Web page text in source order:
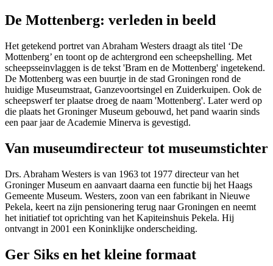
De Mottenberg: verleden in beeld
Het getekend portret van Abraham Westers draagt als titel ‘De
Mottenberg’ en toont op de achtergrond een scheepshelling. Met
scheepsseinvlaggen is de tekst 'Bram en de Mottenberg' ingetekend.
De Mottenberg was een buurtje in de stad Groningen rond de
huidige Museumstraat, Ganzevoortsingel en Zuiderkuipen. Ook de
scheepswerf ter plaatse droeg de naam 'Mottenberg'. Later werd op
die plaats het Groninger Museum gebouwd, het pand waarin sinds
een paar jaar de Academie Minerva is gevestigd.
Van museumdirecteur tot museumstichter
Drs. Abraham Westers is van 1963 tot 1977 directeur van het
Groninger Museum en aanvaart daarna een functie bij het Haags
Gemeente Museum. Westers, zoon van een fabrikant in Nieuwe
Pekela, keert na zijn pensionering terug naar Groningen en neemt
het initiatief tot oprichting van het Kapiteinshuis Pekela. Hij
ontvangt in 2001 een Koninklijke onderscheiding.
Ger Siks en het kleine formaat